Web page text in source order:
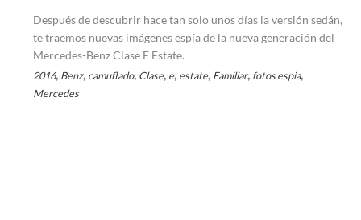
Después de descubrir hace tan solo unos días la versión sedán,
te traemos nuevas imágenes espía de la nueva generación del
Mercedes-Benz Clase E Estate.
2016, Benz, camuflado, Clase, e, estate, Familiar, fotos espia,
Mercedes